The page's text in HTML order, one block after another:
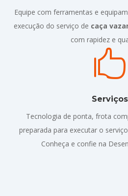
Equipe com ferramentas e
execução do serviço de caça
com rapidez e

Serviços
Tecnologia de ponta, frota
preparada para executar o
Conheça e confie na